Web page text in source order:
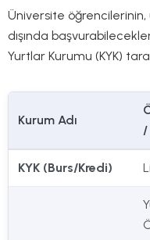
Üniversite öğrencilerinin,
dışında
Yurtlar Kurumu (KYK)
Kurum Adı
/
KYK (Burs/Kredi)